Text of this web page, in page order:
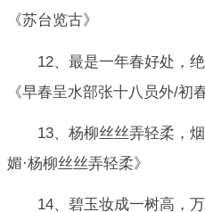
《苏台览古》
12、最是一年春好处，
《早春呈水部张十八员外/初
13、杨柳丝丝弄轻柔，
媚·杨柳丝丝弄轻柔》
14、碧玉妆成一树高，